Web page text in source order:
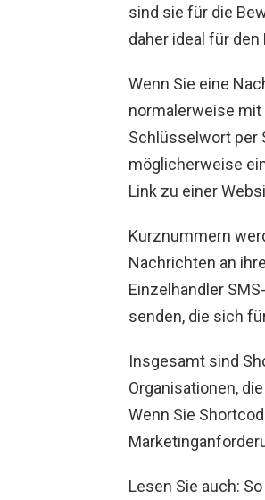
sind sie für die
daher ideal für
Wenn Sie eine
normalerweise
Schlüsselwort per
möglicherweise
Link zu einer
Kurznummern
Nachrichten an
Einzelhändler
senden, die sich
Insgesamt sind
Organisationen,
Wenn Sie
Lesen Sie auch: